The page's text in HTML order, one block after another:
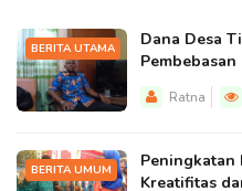
BERITA UTAMA
Dana Desa
Ratna
BERITA UMUM
Peningkatan
Kreatifitas